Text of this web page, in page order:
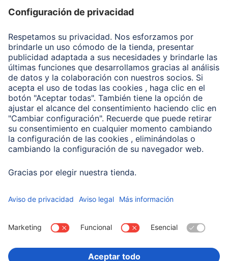
Clientes online
Conviértete en distribuidor
Compañía
Historia de la empresa
Hama en todo el Mundo
Sostenibilidad
Business-Portal